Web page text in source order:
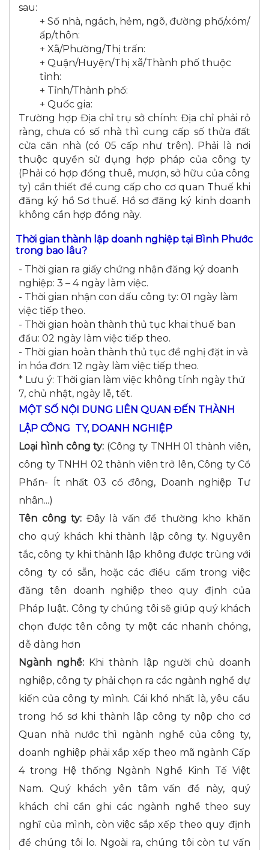
sau:
+ Số nhà, ngách, hẻm, ngõ, đường phố/xóm/
ấp/thôn:
+ Xã/Phường/Thị trấn:
+ Quận/Huyện/Thị xã/Thành phố thuộc
tỉnh:
+ Tỉnh/Thành phố:
+ Quốc gia:
Trường hợp Địa chỉ trụ sở chính: Địa chỉ phải rỏ
ràng, chưa có số nhà thì cung cấp số thửa đất
cửa căn nhà (có 05 cấp như trên). Phải là nơi
thuộc quyền sử dụng hợp pháp của công ty
(Phải có hợp đồng thuê, mượn, sở hữu của công
ty) cần thiết để cung cấp cho cơ quan Thuế khi
đăng ký hồ Sơ thuế. Hồ sơ đăng ký kinh doanh
không cần hợp đồng này.
Thời gian thành lập doanh nghiệp tại Bình Phước
trong bao lâu?
- Thời gian ra giấy chứng nhận đăng ký doanh
nghiệp: 3 – 4 ngày làm việc.
- Thời gian nhận con dấu công ty: 01 ngày làm
việc tiếp theo.
- Thời gian hoàn thành thủ tục khai thuế ban
đầu: 02 ngày làm việc tiếp theo.
- Thời gian hoàn thành thủ tục đề nghị đặt in và
in hóa đơn: 12 ngày làm việc tiếp theo.
* Lưu ý: Thời gian làm việc không tính ngày thứ
7, chủ nhật, ngày lễ, tết.
MỘT SỐ NỘI DUNG LIÊN QUAN ĐẾN THÀNH
LẬP CÔNG TY, DOANH NGHIỆP
Loại hình công ty: (Công ty TNHH 01 thành viên,
công ty TNHH 02 thành viên trở lên, Công ty Cổ
Phần- Ít nhất 03 cổ đông, Doanh nghiệp Tư
nhân...)
Tên công ty: Đây là vấn đề thường kho khăn
cho quý khách khi thành lập công ty. Nguyên
tắc, công ty khi thành lập không được trùng với
công ty có sẵn, hoặc các điều cấm trong việc
đăng tên doanh nghiệp theo quy định của
Pháp luật. Công ty chúng tôi sẽ giúp quý khách
chọn được tên công ty một các nhanh chóng,
dễ dàng hơn
Ngành nghề: Khi thành lập người chủ doanh
nghiệp, công ty phải chọn ra các ngành nghề dự
kiến của công ty mình. Cái khó nhất là, yêu cầu
trong hồ sơ khi thành lập công ty nộp cho cơ
Quan nhà nước thì ngành nghề của công ty,
doanh nghiệp phải xắp xếp theo mã ngành Cấp
4 trong Hệ thống Ngành Nghề Kinh Tế Việt
Nam. Quý khách yên tâm vấn đề này, quý
khách chỉ cần ghi các ngành nghề theo suy
nghĩ của mình, còn việc sắp xếp theo quy định
để chúng tôi lo. Ngoài ra, chúng tôi còn tư vấn